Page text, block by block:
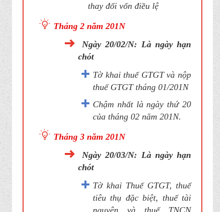
thay đổi vốn điều lệ
Tháng 2 năm 201N
Ngày 20/02/N: Là ngày hạn
chót
Tờ khai thuế GTGT và nộp
thuế GTGT tháng 01/201N
Chậm nhất là ngày thứ 20
của tháng 02 năm 201N.
Tháng 3 năm 201N
Ngày 20/03/N: Là ngày hạn
chót
Tờ khai Thuế GTGT, thuế
tiêu thụ đặc biệt, thuế tài
nguyên và thuế TNCN